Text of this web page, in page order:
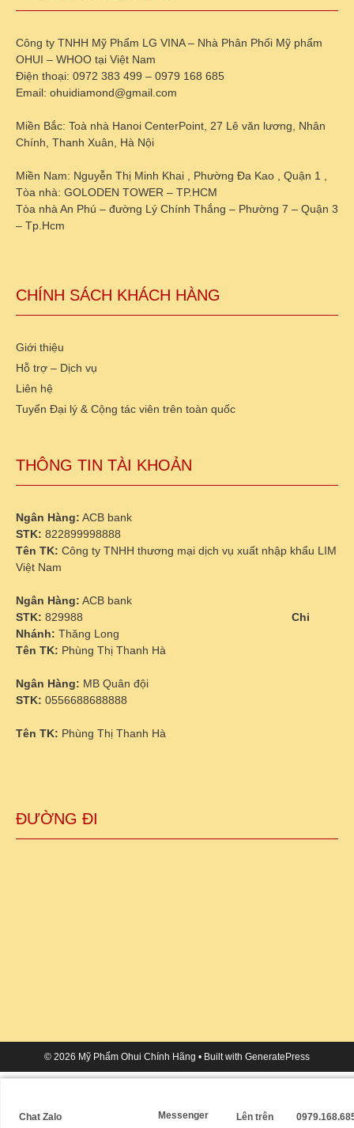
Công ty TNHH Mỹ Phẩm LG VINA – Nhà Phân Phối Mỹ phẩm
OHUI – WHOO tại Việt Nam
Điện thoại: 0972 383 499 – 0979 168 685
Email: ohuidiamond@gmail.com
Miền Bắc: Toà nhà Hanoi CenterPoint, 27 Lê văn lương, Nhân
Chính, Thanh Xuân, Hà Nội
Miền Nam: Nguyễn Thị Minh Khai , Phường Đa Kao , Quận 1 ,
Tòa nhà: GOLODEN TOWER – TP.HCM
Tòa nhà An Phú – đường Lý Chính Thắng – Phường 7 – Quận 3
– Tp.Hcm
CHÍNH SÁCH KHÁCH HÀNG
Giới thiệu
Hỗ trợ – Dịch vụ
Liên hệ
Tuyển Đại lý & Cộng tác viên trên toàn quốc
THÔNG TIN TÀI KHOẢN
Ngân Hàng: ACB bank
STK: 822899998888
Tên TK: Công ty TNHH thương mại dịch vụ xuất nhập khẩu LIM
Việt Nam
Ngân Hàng: ACB bank
STK: 829988 Chi
Nhánh: Thăng Long
Tên TK: Phùng Thị Thanh Hà
Ngân Hàng: MB Quân đội
STK: 0556688688888
Tên TK: Phùng Thị Thanh Hà
ĐƯỜNG ĐI
© 2026 Mỹ Phẩm Ohui Chính Hãng • Built with GeneratePress
Chat Zalo Messenger Lên trên